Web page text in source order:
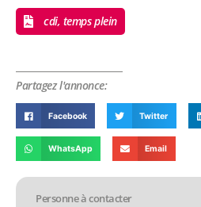
cdi, temps plein
Partagez l'annonce:
Facebook Twitter
WhatsApp Email
Personne à contacter